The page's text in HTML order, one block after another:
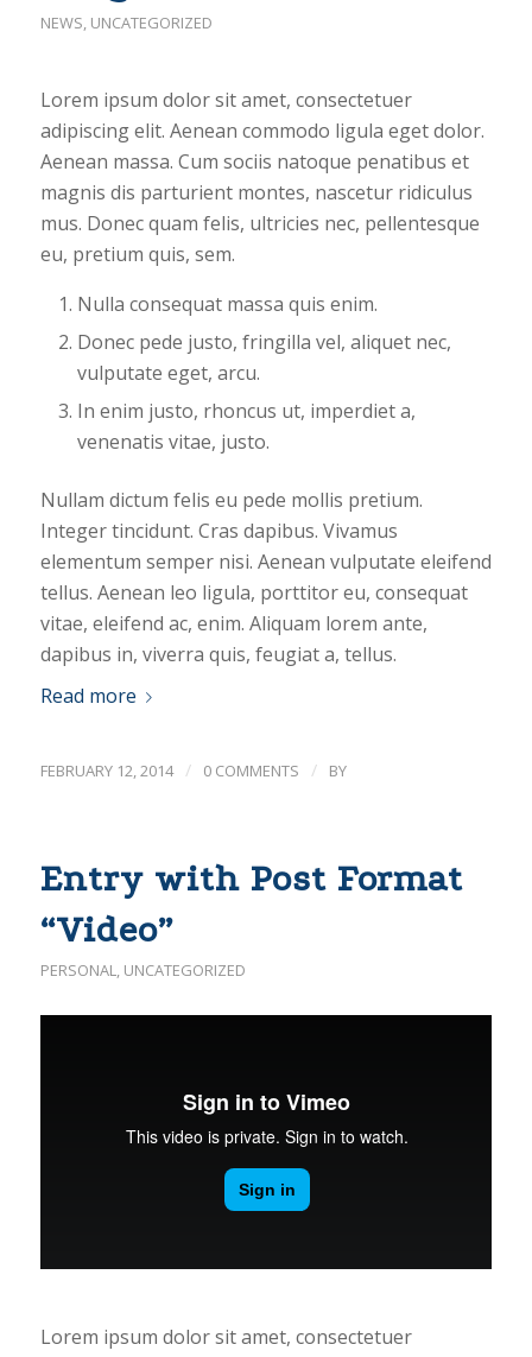
NEWS, UNCATEGORIZED
Lorem ipsum dolor sit amet, consectetuer
adipiscing elit. Aenean commodo ligula eget dolor.
Aenean massa. Cum sociis natoque penatibus et
magnis dis parturient montes, nascetur ridiculus
mus. Donec quam felis, ultricies nec, pellentesque
eu, pretium quis, sem.
Nulla consequat massa quis enim.
Donec pede justo, fringilla vel, aliquet nec,
vulputate eget, arcu.
In enim justo, rhoncus ut, imperdiet a,
venenatis vitae, justo.
Nullam dictum felis eu pede mollis pretium.
Integer tincidunt. Cras dapibus. Vivamus
elementum semper nisi. Aenean vulputate eleifend
tellus. Aenean leo ligula, porttitor eu, consequat
vitae, eleifend ac, enim. Aliquam lorem ante,
dapibus in, viverra quis, feugiat a, tellus.
Read more
FEBRUARY 12, 2014 / 0 COMMENTS / BY
Entry with Post Format
“Video”
PERSONAL, UNCATEGORIZED
Lorem ipsum dolor sit amet, consectetuer